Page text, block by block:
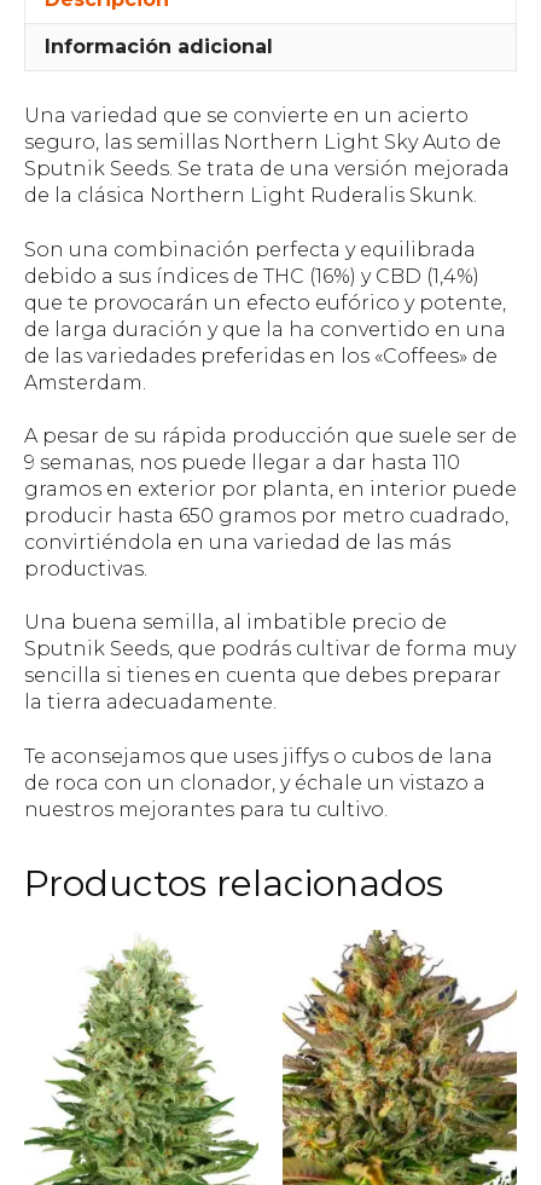
Información adicional
Una variedad que se convierte en un acierto
seguro, las semillas Northern Light Sky Auto de
Sputnik Seeds. Se trata de una versión mejorada
de la clásica Northern Light Ruderalis Skunk.
Son una combinación perfecta y equilibrada
debido a sus índices de THC (16%) y CBD (1,4%)
que te provocarán un efecto eufórico y potente,
de larga duración y que la ha convertido en una
de las variedades preferidas en los «Coffees» de
Amsterdam.
A pesar de su rápida producción que suele ser de
9 semanas, nos puede llegar a dar hasta 110
gramos en exterior por planta, en interior puede
producir hasta 650 gramos por metro cuadrado,
convirtiéndola en una variedad de las más
productivas.
Una buena semilla, al imbatible precio de
Sputnik Seeds, que podrás cultivar de forma muy
sencilla si tienes en cuenta que debes preparar
la tierra adecuadamente.
Te aconsejamos que uses jiffys o cubos de lana
de roca con un clonador, y échale un vistazo a
nuestros mejorantes para tu cultivo.
Productos relacionados